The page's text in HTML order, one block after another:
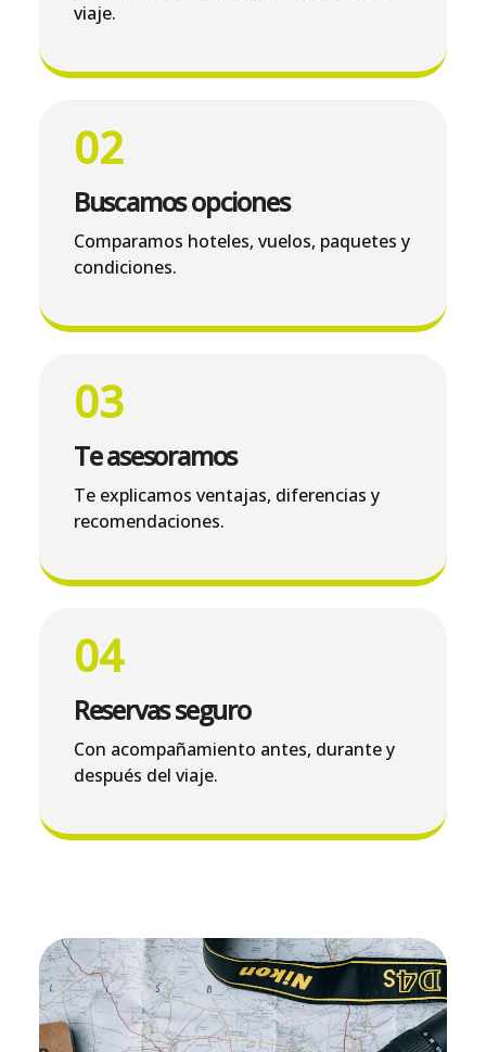
viaje.
02
Buscamos opciones
Comparamos hoteles, vuelos, paquetes y
condiciones.
03
Te asesoramos
Te explicamos ventajas, diferencias y
recomendaciones.
04
Reservas seguro
Con acompañamiento antes, durante y
después del viaje.